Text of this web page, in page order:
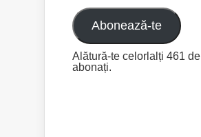
email
Abonează-te
Alătură-te celorlalți 461 de
abonați.